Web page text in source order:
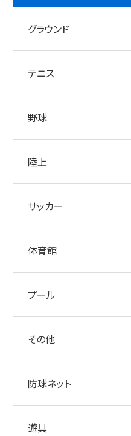
グラウンド
テニス
野球
陸上
サッカー
体育館
プール
その他
防球ネット
遊具